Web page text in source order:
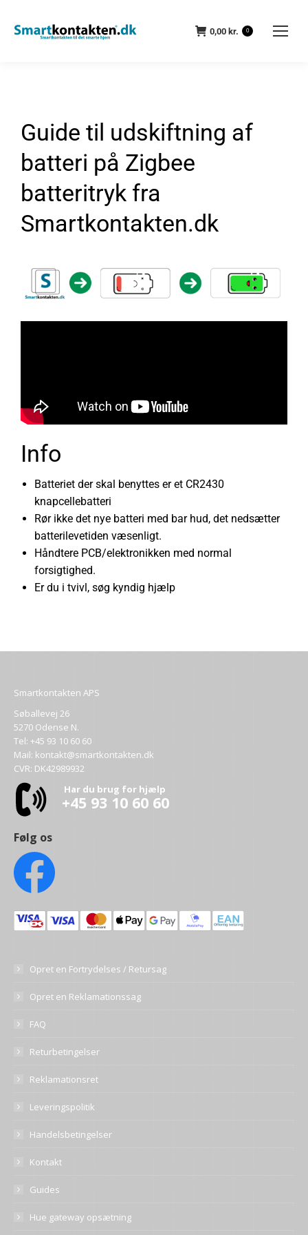
0,00 kr. 0
Guide til udskiftning af
batteri på Zigbee
batteritryk fra
Smartkontakten.dk
Info
Batteriet der skal benyttes er et CR2430
knapcellebatteri
Rør ikke det nye batteri med bar hud, det nedsætter
batterilevetiden væsenligt.
Håndtere PCB/elektronikken med normal
forsigtighed.
Er du i tvivl, søg kyndig hjælp
Smartkontakten APS
Søballevej 26
5270 Odense N.
Tel: +45 93 10 60 60
Mail: kontakt@smartkontakten.dk
CVR: DK42989932
Har du brug for hjælp
+45 93 10 60 60
Følg os
Opret en Fortrydelses / Retursag
Opret en Reklamationssag
FAQ
Returbetingelser
Reklamationsret
Leveringspolitik
Handelsbetingelser
Kontakt
Guides
Hue gateway opsætning